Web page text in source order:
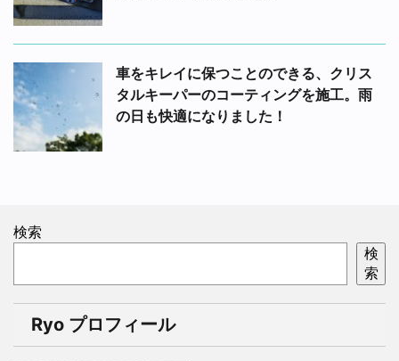
車をキレイに保つことのできる、クリス
タルキーパーのコーティングを施工。雨
の日も快適になりました！
検索
検
索
Ryo プロフィール